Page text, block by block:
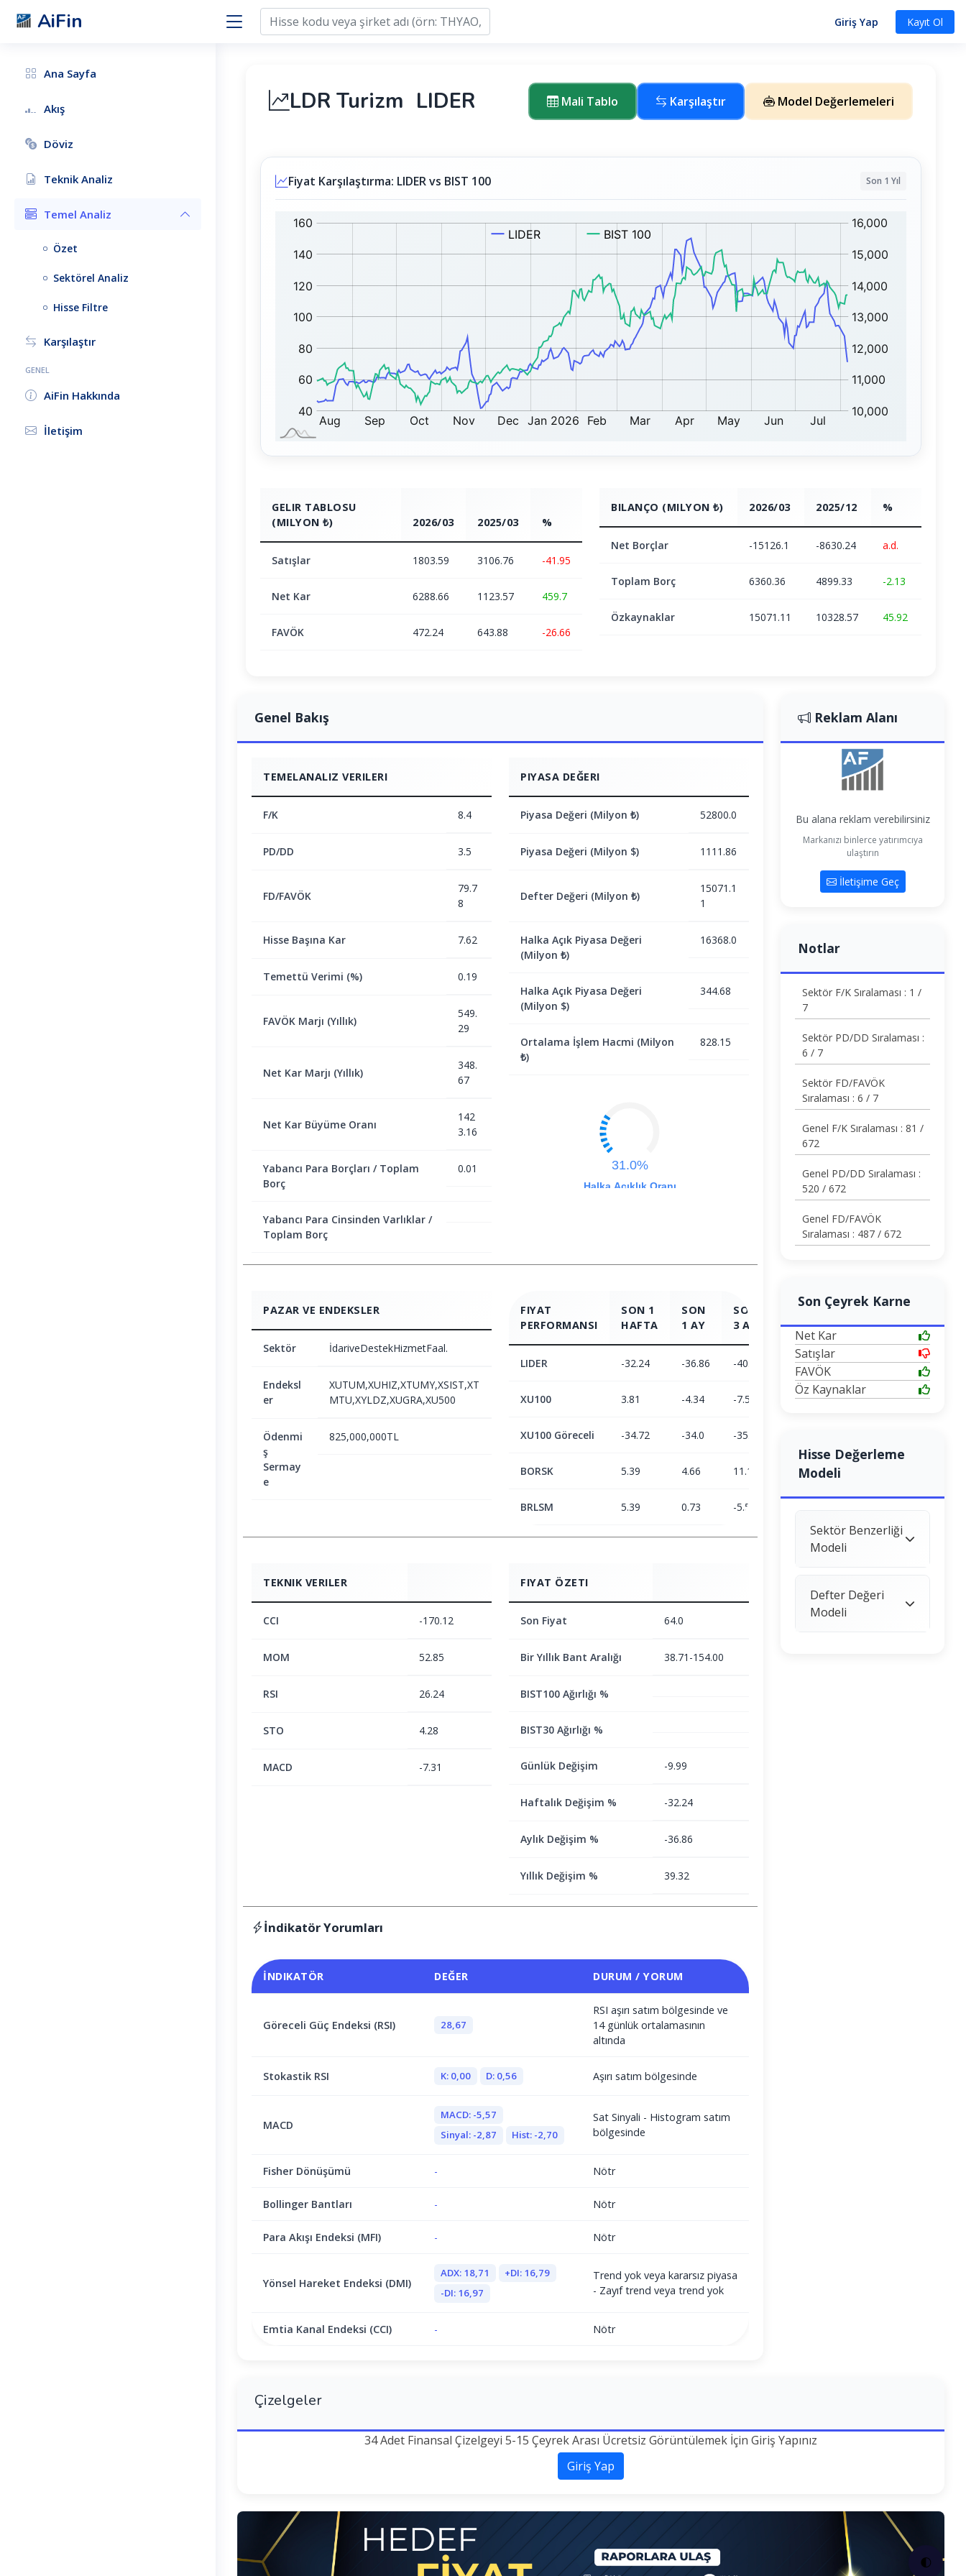
🌓
AiFin Giriş Yap Kayıt Ol
Ana Sayfa
Akış
Döviz
Teknik Analiz
Temel Analiz
Özet
Sektörel Analiz
Hisse Filtre
Karşılaştır
GENEL
AiFin Hakkında
İletişim
LDR Turizm LIDER Mali Tablo Karşılaştır Model Değerlemeleri
Fiyat Karşılaştırma: LIDER vs BIST 100 Son 1 Yıl
GELIR TABLOSU
(MILYON ₺)
2026/03 2025/03 %
Satışlar 1803.59 3106.76 -41.95
Net Kar 6288.66 1123.57 459.7
FAVÖK 472.24 643.88 -26.66
BILANÇO (MILYON ₺) 2026/03 2025/12 %
Net Borçlar -15126.1 -8630.24 a.d.
Toplam Borç 6360.36 4899.33 -2.13
Özkaynaklar 15071.11 10328.57 45.92
Genel Bakış
TEMELANALIZ VERILERI
F/K 8.4
PD/DD 3.5
FD/FAVÖK
79.7
8
Hisse Başına Kar 7.62
Temettü Verimi (%) 0.19
FAVÖK Marjı (Yıllık)
549.
29
Net Kar Marjı (Yıllık)
348.
67
Net Kar Büyüme Oranı
142
3.16
Yabancı Para Borçları / Toplam
Borç
0.01
Yabancı Para Cinsinden Varlıklar /
Toplam Borç
PIYASA DEĞERI
Piyasa Değeri (Milyon ₺) 52800.0
Piyasa Değeri (Milyon $) 1111.86
Defter Değeri (Milyon ₺)
15071.1
1
Halka Açık Piyasa Değeri
(Milyon ₺)
16368.0
Halka Açık Piyasa Değeri
(Milyon $)
344.68
Ortalama İşlem Hacmi (Milyon
₺)
828.15
Halka Açıklık Oranı
31.0%
PAZAR VE ENDEKSLER
Sektör İdariveDestekHizmetFaal.
Endeksl
er
XUTUM,XUHIZ,XTUMY,XSIST,XT
MTU,XYLDZ,XUGRA,XU500
Ödenmi
ş
Sermay
e
825,000,000TL
FIYAT
PERFORMANSI
SON 1
HAFTA
SON
1 AY
SON
3 AY
SON
6 AY
SON
1 YIL
LIDER -32.24 -36.86 -40.78 -14.72 39.32
XU100 3.81 -4.34 -7.5 2.05 26.58
XU100 Göreceli -34.72 -34.0 -35.97
BORSK 5.39 4.66 11.15 23.38 5.72
BRLSM 5.39 0.73 -5.51
TEKNIK VERILER
CCI -170.12
MOM 52.85
RSI 26.24
STO 4.28
MACD -7.31
FIYAT ÖZETI
Son Fiyat 64.0
Bir Yıllık Bant Aralığı 38.71-154.00
BIST100 Ağırlığı %
BIST30 Ağırlığı %
Günlük Değişim -9.99
Haftalık Değişim % -32.24
Aylık Değişim % -36.86
Yıllık Değişim % 39.32
İndikatör Yorumları
İNDIKATÖR DEĞER DURUM / YORUM
Göreceli Güç Endeksi (RSI) 28,67
RSI aşırı satım bölgesinde ve
14 günlük ortalamasının
altında
Stokastik RSI K: 0,00 D: 0,56 Aşırı satım bölgesinde
MACD
MACD: -5,57
Sinyal: -2,87
Hist: -2,70
Sat Sinyali - Histogram satım
bölgesinde
Fisher Dönüşümü - Nötr
Bollinger Bantları - Nötr
Para Akışı Endeksi (MFI) - Nötr
Yönsel Hareket Endeksi (DMI)
ADX: 18,71
+DI: 16,79
-DI: 16,97
Trend yok veya kararsız piyasa
- Zayıf trend veya trend yok
Emtia Kanal Endeksi (CCI) - Nötr
Reklam Alanı
Bu alana reklam verebilirsiniz
Markanızı binlerce yatırımcıya
ulaştırın
İletişime Geç
Notlar
Sektör F/K Sıralaması : 1 /
7
Sektör PD/DD Sıralaması :
6 / 7
Sektör FD/FAVÖK
Sıralaması : 6 / 7
Genel F/K Sıralaması : 81 /
672
Genel PD/DD Sıralaması :
520 / 672
Genel FD/FAVÖK
Sıralaması : 487 / 672
Son Çeyrek Karne
Net Kar
Satışlar
FAVÖK
Öz Kaynaklar
Hisse Değerleme
Modeli
Sektör Benzerliği
Modeli
Defter Değeri
Modeli
Çizelgeler
34 Adet Finansal Çizelgeyi 5-15 Çeyrek Arası Ücretsiz Görüntülemek İçin Giriş Yapınız
Giriş Yap